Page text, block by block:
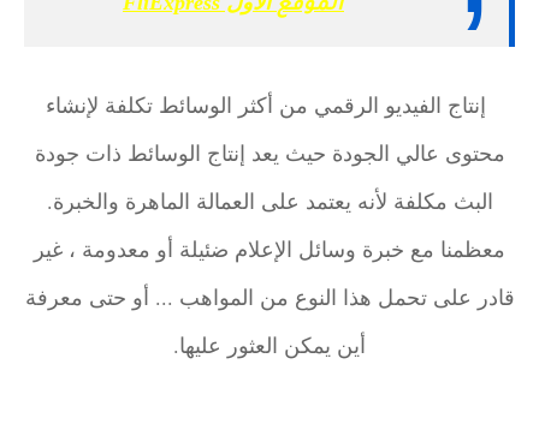
الموقع
إنتاج الفيديو الرقمي من أكثر الوسائط تكلفة لإنشاء
محتوى عالي الجودة حيث يعد إنتاج الوسائط ذات جودة
البث مكلفة لأنه يعتمد على العمالة الماهرة والخبرة.
معظمنا مع خبرة وسائل الإعلام ضئيلة أو معدومة ، غير
قادر على تحمل هذا النوع من المواهب ... أو حتى معرفة
أين يمكن العثور عليها.